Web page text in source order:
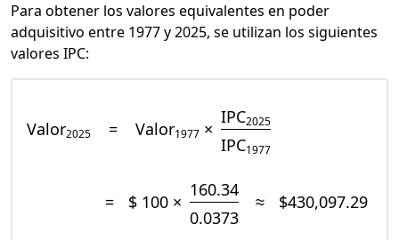
Para obtener los valores equivalentes en poder
adquisitivo entre 1977 y 2025, se utilizan los siguientes
valores IPC:
Valor2025 = Valor1977 ×
IPC2025
IPC1977
= $ 100 ×
160.34
0.0373
≈ $430,097.29